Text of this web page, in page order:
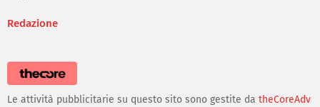
Redazione
Le attività pubblicitarie su questo sito sono gestite da theCoreAdv